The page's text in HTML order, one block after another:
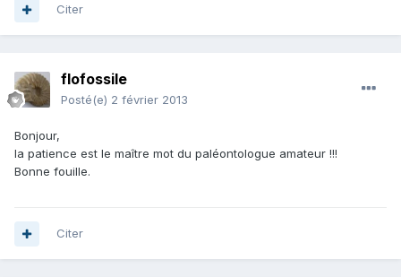
Citer
flofossile
Posté(e) 2 février 2013
Bonjour,
la patience est le maître mot du paléontologue amateur !!!
Bonne fouille.
Citer